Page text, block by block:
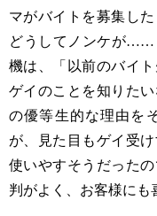
マがバイトを募集し
どうしてノンケが……
機は、「以前のバイ
ゲイのことを知りた
の優等生的な理由を
が、見た目もゲイ受
使いやすそうだった
判がよく、お客様にも